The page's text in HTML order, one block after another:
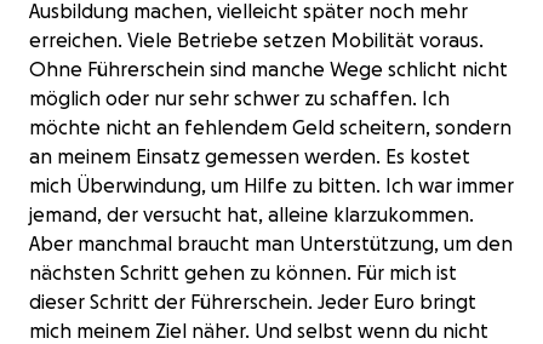
Ausbildung machen, vielleicht später noch mehr
erreichen. Viele Betriebe setzen Mobilität voraus.
Ohne Führerschein sind manche Wege schlicht nicht
möglich oder nur sehr schwer zu schaffen. Ich
möchte nicht an fehlendem Geld scheitern, sondern
an meinem Einsatz gemessen werden. Es kostet
mich Überwindung, um Hilfe zu bitten. Ich war immer
jemand, der versucht hat, alleine klarzukommen.
Aber manchmal braucht man Unterstützung, um den
nächsten Schritt gehen zu können. Für mich ist
dieser Schritt der Führerschein. Jeder Euro bringt
mich meinem Ziel näher. Und selbst wenn du nicht